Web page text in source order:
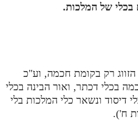
של המלכות.
רק בקומת חכמה, וע"כ
בכלי דכתר, ואור הבינה בכלי
דיסוד ונשאר כלי המלכות בלי
ח').